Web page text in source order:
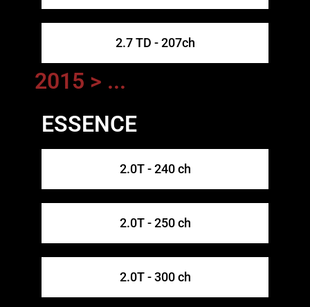
2.7 TD - 207ch
2015 > ...
ESSENCE
2.0T - 240 ch
2.0T - 250 ch
2.0T - 300 ch